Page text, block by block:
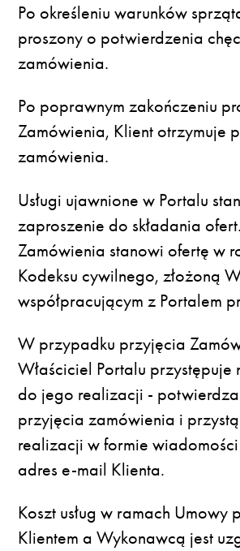
Po określeniu warunków
proszony o potwierdzenia
zamówienia.
Po poprawnym zakończeniu
Zamówienia, Klient otrzymuje
zamówienia.
Usługi ujawnione w Portalu
zaproszenie do składania
Zamówienia stanowi ofertę w
Kodeksu cywilnego, złożoną
współpracującym z Portalem
W przypadku przyjęcia
Właściciel Portalu przystępuje
do jego realizacji -
przyjęcia zamówienia i
realizacji w formie
adres e-mail Klienta.
Koszt usług w ramach Umowy
Klientem a Wykonawcą jest